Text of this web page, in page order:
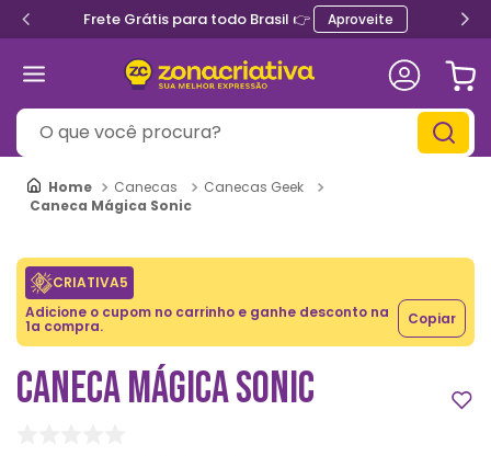
Frete Grátis para todo Brasil 👉 Aproveite
O que você procura?
Canecas
Canecas Geek
Caneca Mágica Sonic
CRIATIVA5
Adicione o cupom no carrinho e ganhe desconto na
1a compra. Copiar
CANECA MÁGICA SONIC